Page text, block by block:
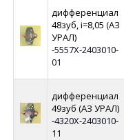
дифференциал
48зуб, i=8,05 (АЗ
УРАЛ)
-5557Х-2403010-
01
дифференциал
49зуб (АЗ УРАЛ)
-4320Х-2403010-
11